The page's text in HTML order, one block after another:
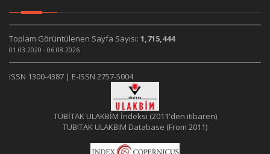
Toplam Görüntülenen Sayfa Sayısı: 1,715,444
01.03.2020 - 06.08.2026
ISSN 1300-4387 | E-ISSN 2757-5004
TÜBİTAK ULAKBİM İndeksi (2011'den itibaren)
TUBITAK ULAKBIM Database (From 2011)